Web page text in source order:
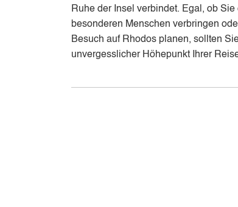
Ruhe der Insel verbindet. Egal, ob
besonderen Menschen verbringen
Besuch auf Rhodos planen, sollten
unvergesslicher Höhepunkt Ihrer